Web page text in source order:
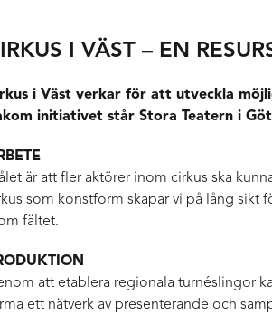
I VÄST – EN
i Väst verkar för att utveckla
initiativet står Stora Teatern i
är att fler aktörer inom cirkus ska
som konstform skapar vi på lång sikt
fältet.
att etablera regionala turnéslingor
ett nätverk av presenterande och